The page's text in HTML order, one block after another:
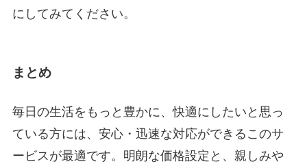
にしてみてください。
まとめ
毎日の生活をもっと豊かに、快適にしたいと思っ
ている方には、安心・迅速な対応ができるこのサ
ービスが最適です。明朗な価格設定と、親しみや